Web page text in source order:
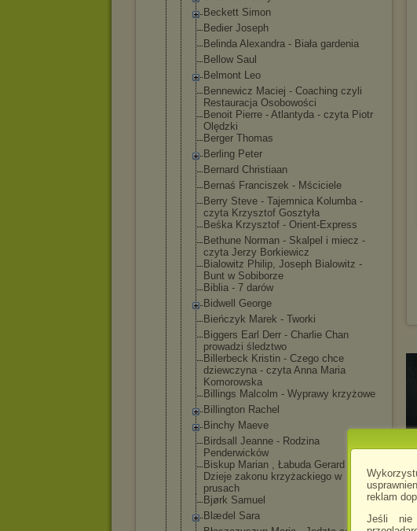
reklam
Jeśli nie
Beckett Simon
Bedier Joseph
Belinda Alexandra - Biała gardenia
Bellow Saul
Belmont Leo
Bennewicz Maciej - Coaching czyli
Restauracja Osobowości
Benoit Pierre - Atlantyda - czyta Piotr
Olędzki
Berger Thomas
Berling Peter
Bernard Christiaan
Bernaś Franciszek - Mściciele
Berry Steve - Tajemnica Kolumba -
czyta Krzysztof Gosztyła
Beśka Krzysztof - Orient-Express
Bethune Norman - Skalpel i miecz -
czyta Jerzy Borkiewicz
Bialowitz Philip, Joseph Bialowitz -
Bunt w Sobiborze
Biblia - 7 darów
Bidwell George
Bieńczyk Marek - Tworki
Biggers Earl Derr - Charlie Chan
prowadzi śledztwo
Billerbeck Kristin - Czego chce
dziewczyna - czyta Anna Maria
Komorowska
Billings Malcolm - Wyprawy krzyżowe
Billington Rachel
Binchy Maeve
Birdsall Jeanne - Rodzina
Penderwicków
Biskup Marian , Łabuda Gerard -
Dzieje zakonu krzyżackiego w
prusach
Bjørk Samuel
Blædel Sara